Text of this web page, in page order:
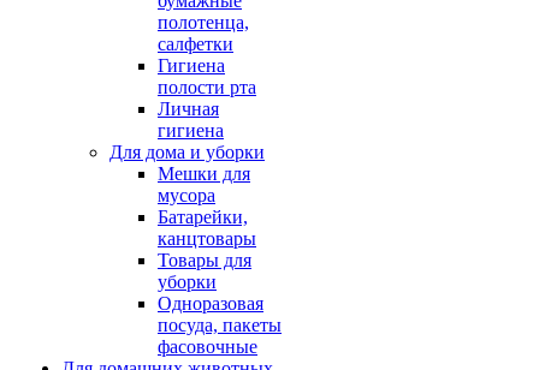
полотенца,
салфетки
Гигиена
полости рта
Личная
гигиена
Для дома и уборки
Мешки для
мусора
Батарейки,
канцтовары
Товары для
уборки
Одноразовая
посуда, пакеты
фасовочные